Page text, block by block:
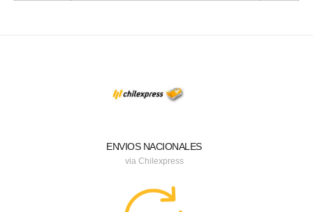
ENVIOS NACIONALES
via Chilexpress